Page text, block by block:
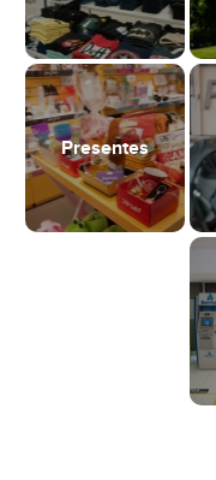
Presentes